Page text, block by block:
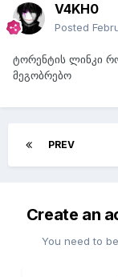
V4KH0
Posted
ტორენტის ლინკი
მეგობრებო
PREV
Create an
You need to